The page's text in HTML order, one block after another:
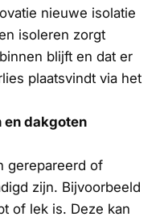
nieuwe isolatie
isoleren zorgt
blijft en dat er
plaatsvindt via het
en dakgoten
gerepareerd of
zijn. Bijvoorbeeld
of lek is. Deze kan